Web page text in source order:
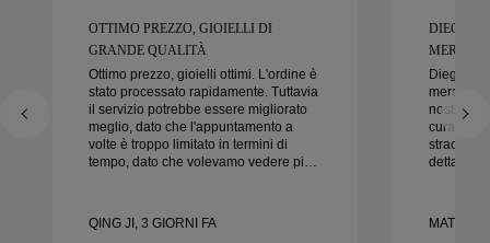
OTTIMO PREZZO, GIOIELLI DI
GRANDE QUALITÀ
Ottimo prezzo, gioielli ottimi. L'ordine è
stato processato rapidamente. Tuttavia
il servizio potrebbe essere migliorato
meglio, dato che l'appuntamento a
volte è troppo limitato in termini di
tempo, dato che volevamo vedere più
gioielli di buona qualità. Moglie è
QING JI, 3 GIORNI FA
DIEGO È
Diego è
nostre
cura e la
dettaglio